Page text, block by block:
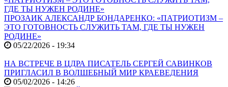
ПРОЗАИК АЛЕКСАНДР БОНДАРЕНКО: «ПАТРИОТИЗМ –
ЭТО ГОТОВНОСТЬ СЛУЖИТЬ ТАМ, ГДЕ ТЫ НУЖЕН
РОДИНЕ»
05/22/2026 - 19:34
НА ВСТРЕЧЕ В ЦДРА ПИСАТЕЛЬ СЕРГЕЙ САВИНКОВ
ПРИГЛАСИЛ В ВОЛШЕБНЫЙ МИР КРАЕВЕДЕНИЯ
05/02/2026 - 14:26